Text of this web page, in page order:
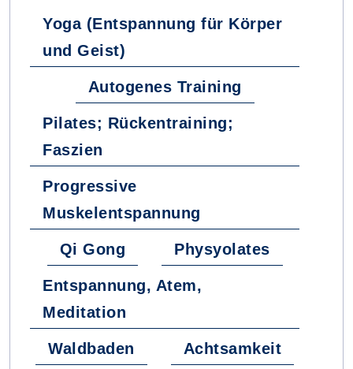
Yoga (Entspannung für Körper
und Geist)
Autogenes Training
Pilates; Rückentraining;
Faszien
Progressive
Muskelentspannung
Qi Gong Physyolates
Entspannung, Atem,
Meditation
Waldbaden Achtsamkeit